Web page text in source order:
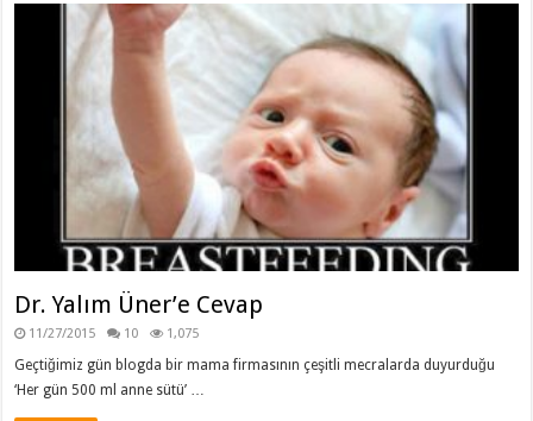
Dr. Yalım Üner’e Cevap
11/27/2015 10 1,075
Geçtiğimiz gün blogda bir mama firmasının çeşitli mecralarda duyurduğu
‘Her gün 500 ml anne sütü’ …